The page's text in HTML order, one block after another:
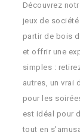
Découvrez
jeux de
partir de bois
et offrir une
simples :
autres, un vrai
pour les
est idéal pour
tout en